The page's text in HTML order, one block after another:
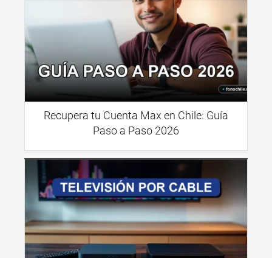
Recupera tu Cuenta Max en Chile: Guía
Paso a Paso 2026